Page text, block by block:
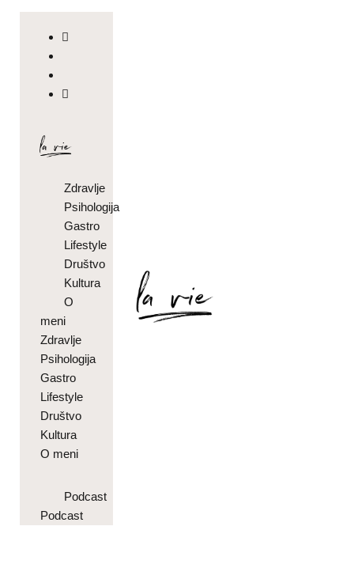
Zdravlje
Psihologija
Gastro
Lifestyle
Društvo
Kultura
O
meni
Zdravlje
Psihologija
Gastro
Lifestyle
Društvo
Kultura
O meni
Podcast
Podcast